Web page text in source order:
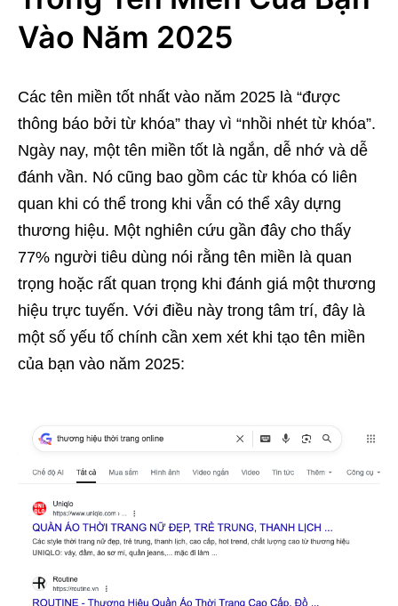
Vào Năm 2025
Các tên miền tốt nhất vào năm 2025 là “được
thông báo bởi từ khóa” thay vì “nhồi nhét từ khóa”.
Ngày nay, một tên miền tốt là ngắn, dễ nhớ và dễ
đánh vần. Nó cũng bao gồm các từ khóa có liên
quan khi có thể trong khi vẫn có thể xây dựng
thương hiệu. Một nghiên cứu gần đây cho thấy
77% người tiêu dùng nói rằng tên miền là quan
trọng hoặc rất quan trọng khi đánh giá một thương
hiệu trực tuyến. Với điều này trong tâm trí, đây là
một số yếu tố chính cần xem xét khi tạo tên miền
của bạn vào năm 2025: